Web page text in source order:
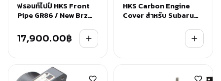
ฟรอนท์ไปป์ HKS Front
Pipe GR86 / New Brz
17,900.00฿
HKS Carbon Engine
Cover สำหรับ Subaru